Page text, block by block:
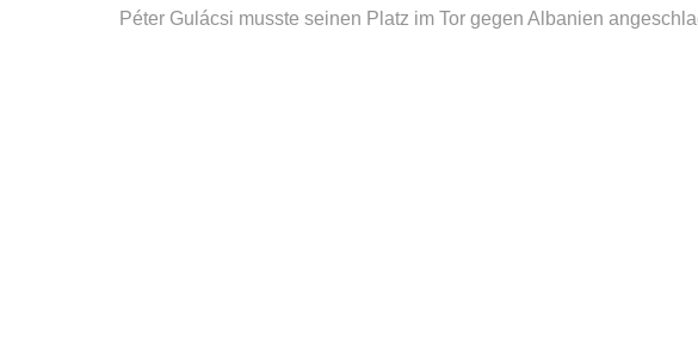
Péter Gulácsi musste seinen Platz im Tor gegen Albanien